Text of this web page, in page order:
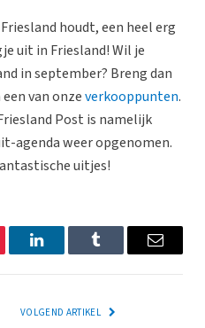
houdt, een heel erg
uit in Friesland! Wil je
in september? Breng dan
van onzeverkooppunten.
Post is namelijk
agenda weer opgenomen.
uitjes!
LinkedInTumblr Email
VOLGEND ARTIKEL